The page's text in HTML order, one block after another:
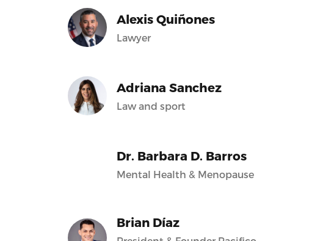
Alexis Quiñones
Lawyer
Adriana Sanchez
Law and sport
Dr. Barbara D. Barros
Mental Health & Menopause
Brian Díaz